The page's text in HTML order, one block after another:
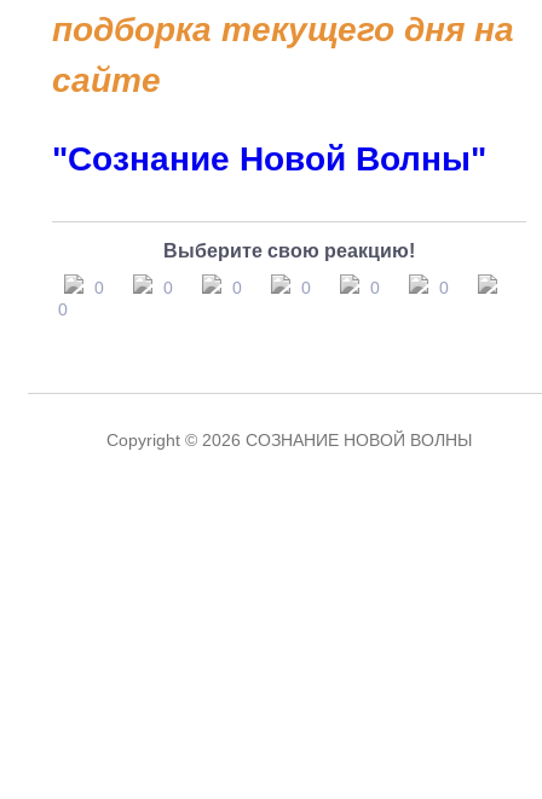
подборка текущего дня на
сайте
"Сознание Новой Волны"
Выберите свою реакцию!
0 0 0 0 0
0
0
Copyright © 2026 СОЗНАНИЕ НОВОЙ ВОЛНЫ